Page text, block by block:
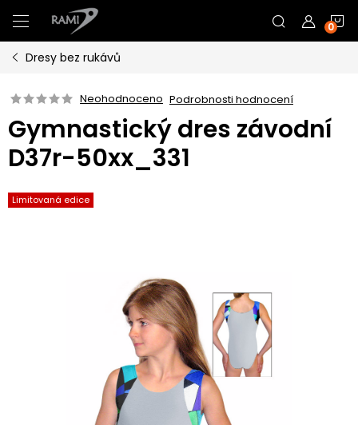
na
obsah
Dresy bez rukávů
Neohodnoceno Podrobnosti hodnocení
Gymnastický dres závodní
D37r-50xx_331
Limitovaná edice